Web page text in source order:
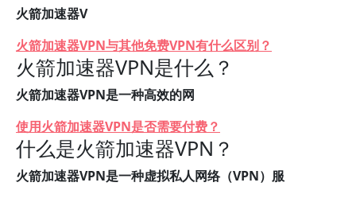
火箭加速器V
火箭加速器VPN与其他免费VPN有什么区别？
火箭加速器VPN是什么？
火箭加速器VPN是一种高效的网
使用火箭加速器VPN是否需要付费？
什么是火箭加速器VPN？
火箭加速器VPN是一种虚拟私人网络（VPN）服